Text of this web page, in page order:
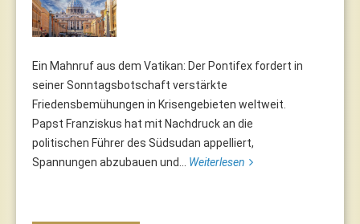
Ein Mahnruf aus dem Vatikan: Der Pontifex fordert in
seiner Sonntagsbotschaft verstärkte
Friedensbemühungen in Krisengebieten weltweit.
Papst Franziskus hat mit Nachdruck an die
politischen Führer des Südsudan appelliert,
Spannungen abzubauen und... Weiterlesen